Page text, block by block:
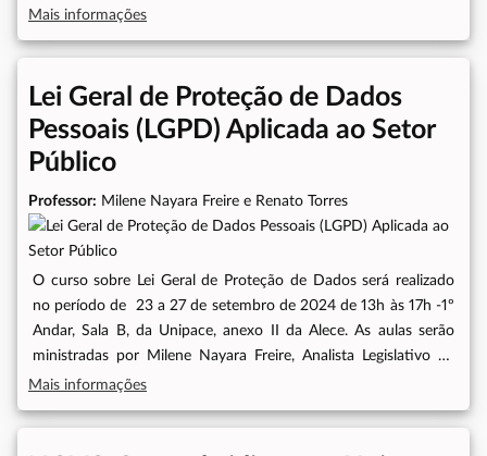
Mais informações
Lei Geral de Proteção de Dados
Pessoais (LGPD) Aplicada ao Setor
Público
Professor: Milene Nayara Freire e Renato Torres
O curso sobre Lei Geral de Proteção de Dados será realizado
no período de 23 a 27 de setembro de 2024 de 13h às 17h -1º
Andar, Sala B, da Unipace, anexo II da Alece. As aulas serão
ministradas por Milene Nayara Freire, Analista Legislativo na
área de Controle Interno da Assembleia Legislativa do Ceará e
Compliance e Proteção de Dados Pessoais. Por meio da
Mais informações